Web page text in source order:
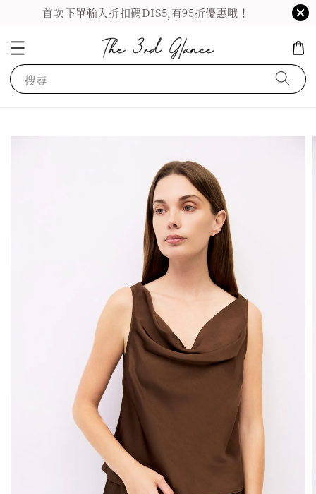
首次下單輸入折扣碼DIS5,有95折優惠哦！
搜尋